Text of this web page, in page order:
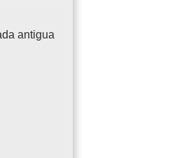
antigua